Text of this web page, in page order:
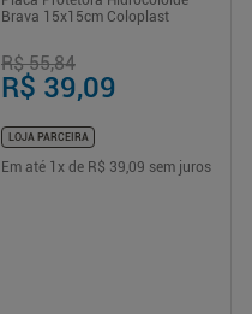
Brava 15x15cm Coloplast
R$ 55,84
R$ 39,09
LOJA PARCEIRA
Em até 1 x de R$ 39,09 sem juros